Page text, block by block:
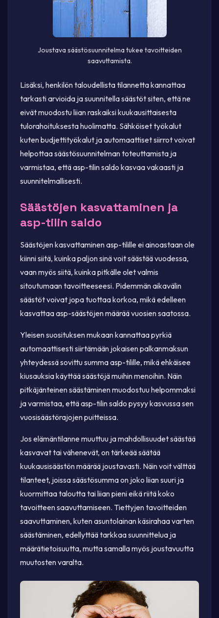
Joustava säästösuunnitelma tukee tavoitteiden
saavuttamista.
Lisäksi, henkilön taloudellista tilannetta kannattaa
tarkasti arvioida ja suunnitella säästöt siten, että ne
eivät muodostu liian raskaiksi kuukausittaisesta
tulorahoituksesta huolimatta. Sähköiset työkalut
kuten budjettityökalut ja automaattiset siirrot voivat
helpottaa säästösuunnitelman toteuttamista ja
varmistaa, että asp-tilin saldo kasvaa vakaasti ja
suunnitelmallisesti.
Säästöjen kasvattaminen ja
asp-tilin saldo
Säästöjen kasvattaminen asp-tilille ei ainoastaan ole
kiinni siitä, kuinka paljon sinä voit säästää vuodessa,
vaan myös siitä, kuinka pitkälle olet valmis
sitoutumaan tavoitteeseesi. Pidemmän aikavälin
säästöt voivat jopa tuottaa korkoa, mikä edelleen
kasvattaa asp-säästöjen määrää vuosien saatossa.
Yleisen suosituksen mukaan kannattaa pyrkiä
automaattisesti siirtämään jokaisen palkanmaksun
yhteydessä sovittu summa asp-tilille, mikä ehkäisee
kiusauksia käyttää säästöjä muihin menoihin. Näin
pitkäjänteinen säästäminen muodostuu helpommaksi
ja varmistaa, että asp-tilin saldo pysyy kasvussa sen
vuosisäästörajojen puitteissa.
Jos elämäntilanne muuttuu ja mahdollisuudet säästää
kasvavat tai vähenevät, on tärkeää säätää
kuukausisäästön määrää joustavasti. Näin voit välttää
tilanteet, joissa säästösumma on joko liian suuri ja
kuormittaa taloutta tai liian pieni eikä riitä koko
tavoitteen saavuttamiseen. Tiettyjen tavoitteiden
saavuttaminen, kuten asuntolainan käsirahaa varten
säästäminen, edellyttää tarkkaa suunnittelua ja
määrätietoisuutta, mutta samalla myös joustavuutta
muutosten varalta.